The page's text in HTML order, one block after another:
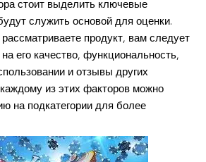
стоит выделить ключевые
служить основой для оценки.
продукт, вам следует
его качество, функциональность,
и отзывы других
из этих факторов можно
на подкатегории для более